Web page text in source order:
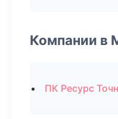
Компании в
ПК Ресурс